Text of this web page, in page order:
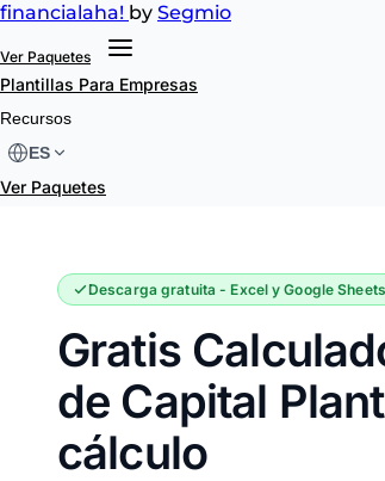
financialaha! by Segmio
Ver Paquetes
Plantillas Para Empresas
Recursos
ES
Ver Paquetes
Descarga gratuita - Excel y Google Sheets
Gratis
de Capital
cálculo